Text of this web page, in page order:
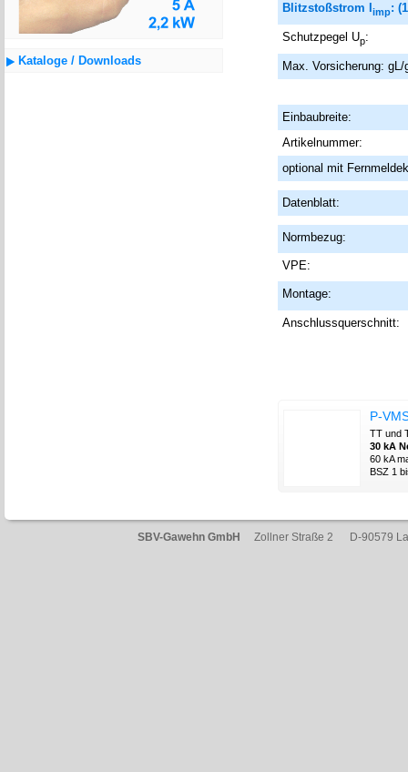
Kataloge / Downloads
Blitzstoßstrom I imp:
Schutzpegel Up:
Max. Vorsicherung: gL/
Einbaubreite:
Artikelnummer:
optional mit
Datenblatt:
Normbezug:
VPE:
Montage:
Anschlussquerschnitt:
P-
TT und
30 kA
60 kA
BSZ 1
SBV-Gawehn GmbH Zollner Straße 2 D-90579